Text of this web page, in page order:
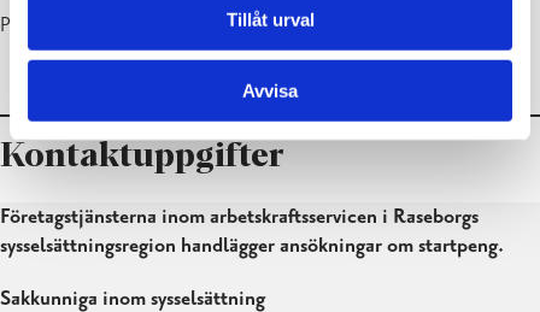
Tillåt urval
Avvisa
På hittar du mer information och anvisningar.
Kontaktuppgifter
Företagstjänsterna inom arbetskraftsservicen i Raseborgs
sysselsättningsregion handlägger ansökningar om startpeng.
Sakkunniga inom sysselsättning